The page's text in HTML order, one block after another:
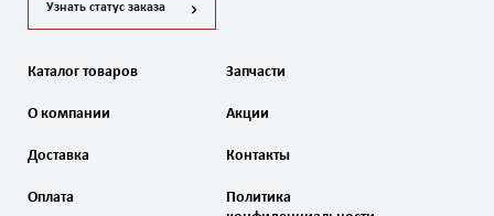
Узнать статус заказа
Каталог товаров Запчасти
О компании
Доставка
Оплата
Акции
Контакты
Политика